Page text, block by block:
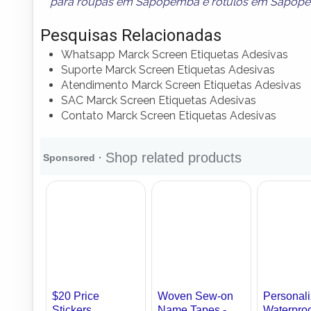
Pesquisas Relacionadas
Whatsapp Marck Screen Etiquetas Adesivas
Suporte Marck Screen Etiquetas Adesivas
Atendimento Marck Screen Etiquetas Adesivas
SAC Marck Screen Etiquetas Adesivas
Contato Marck Screen Etiquetas Adesivas